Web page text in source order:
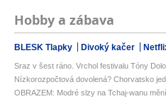
Hobby a zábava
BLESK Tlapky Divoký kačer
Sraz v šest ráno. Vrchol festivalu Tóny
Nízkorozpočtová dovolená? Chorvatsko
OBRAZEM: Modré slzy na Tchaj-wanu